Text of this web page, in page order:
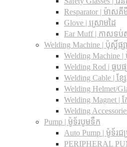
Resparator | ម៉ាសគី
Glove | ស្រោមដៃ
Ear Muff | កាសទប់
Welding Machine | ប៉ុស្តិ៍ផ្សា
Welding Machine |
Welding Rod | ធូបផ្ស
Welding Cable | ខ្សែ
Welding Helmet/
Welding Magnet |
Welding
Pump | ម៉ូទ័របូមទឹក
Auto Pump | ម៉ូទ័រ
PERIPHERAL